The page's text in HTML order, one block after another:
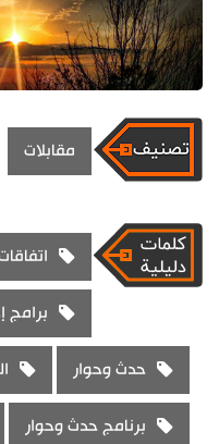
مقابلات
برامج
حدث وحوار
برنامج حدث وحوار